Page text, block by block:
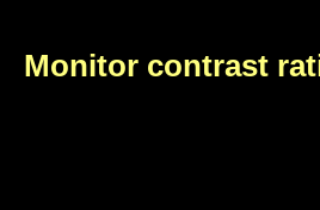
Monitor contrast